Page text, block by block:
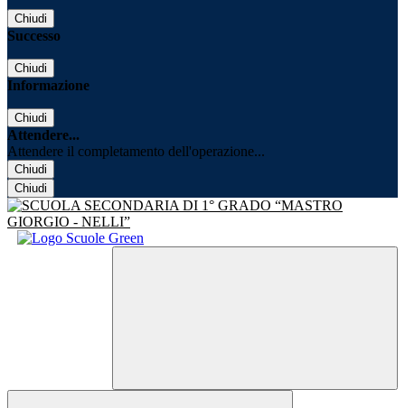
Chiudi
Successo
Chiudi
Informazione
Chiudi
Attendere...
Attendere il completamento dell'operazione...
Chiudi
Chiudi